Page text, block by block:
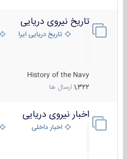
تاریخ نیروی دریایی
تاریخ دریایی ایران
History of the Navy
1,322 ارسال ها
اخبار نیروی دریایی
اخبار داخلی